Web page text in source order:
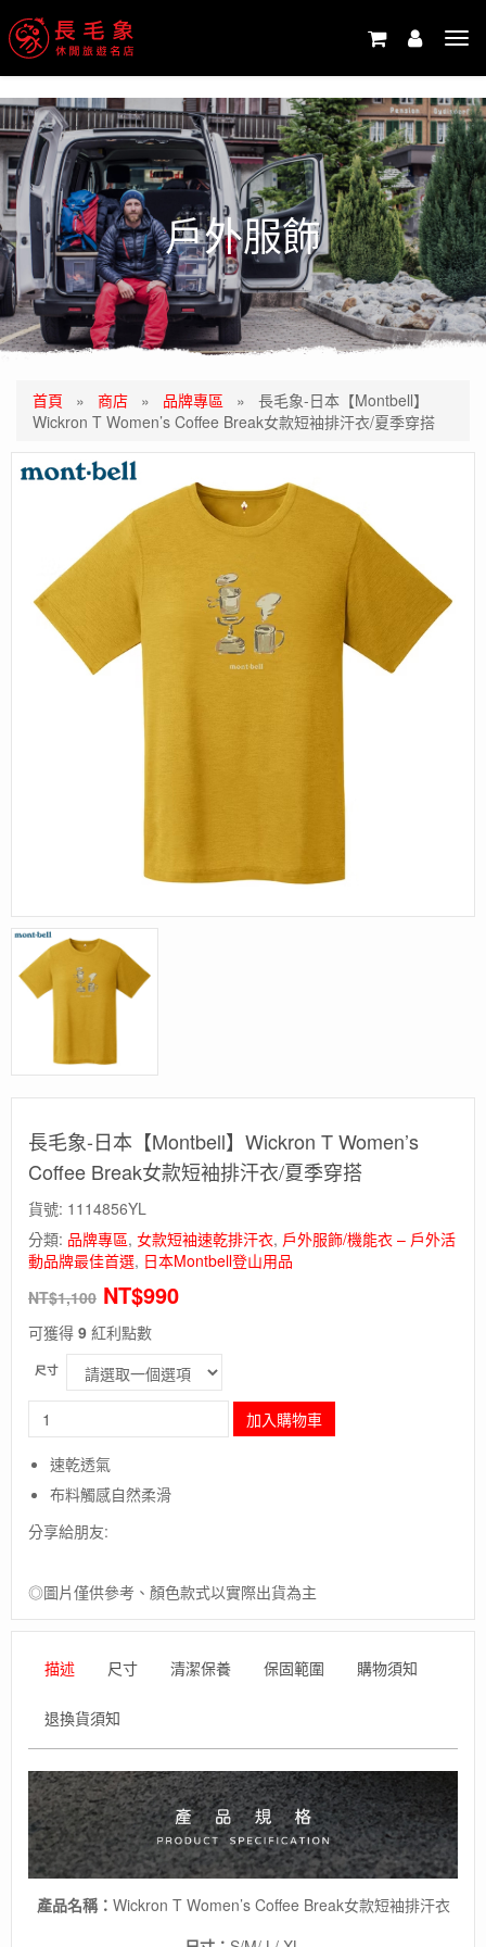
戶外服飾
首頁 » 商店 » 品牌專區 » 長毛象-日本【Montbell】
Wickron T Women’s Coffee Break女款短袖排汗衣/夏季穿搭
長毛象-日本【Montbell】Wickron T Women’s
Coffee Break女款短袖排汗衣/夏季穿搭
貨號: 1114856YL
分類: 品牌專區, 女款短袖速乾排汗衣, 戶外服飾/機能衣 – 戶外活
動品牌最佳首選, 日本Montbell登山用品
NT$1,100 NT$990
可獲得 9 紅利點數
尺寸
毛
日
本
Wickron
Women's
Coffee
Break
衣/
夏
季
穿
搭
量
加入購物車
速乾透氣
布料觸感自然柔滑
分享給朋友:
◎圖片僅供參考、顏色款式以實際出貨為主
描述 尺寸 清潔保養 保固範圍 購物須知
退換貨須知
產品名稱： Wickron T Women’s Coffee Break女款短袖排汗衣